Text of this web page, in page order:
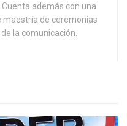
además con una
maestría de ceremonias
la comunicación.